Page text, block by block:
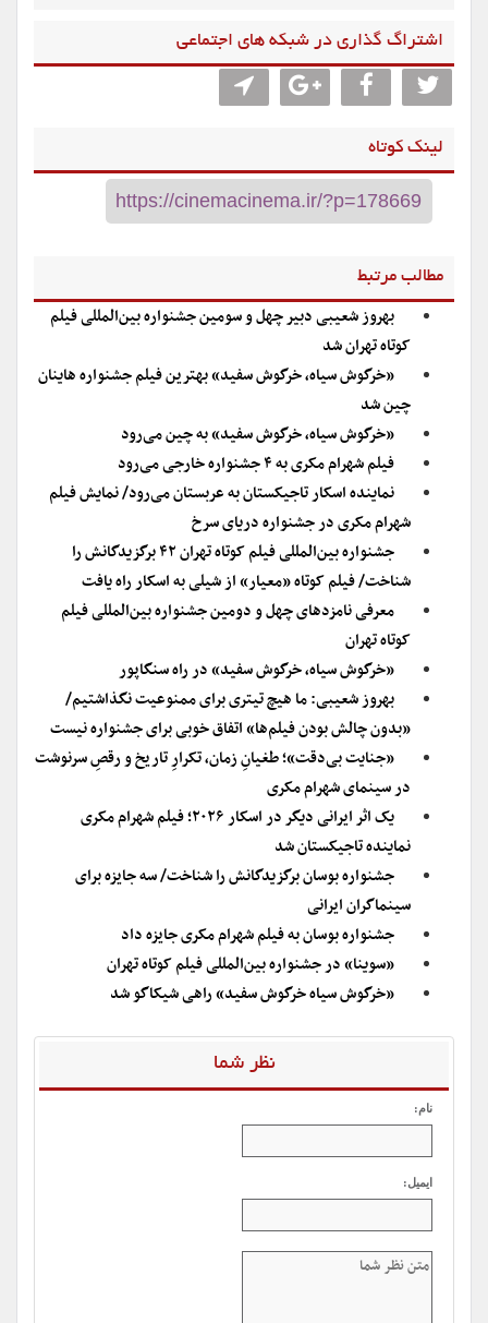
اشتراگ گذاری در شبکه های اجتماعی
لینک کوتاه
مطالب مرتبط
بهروز شعیبی دبیر چهل و سومین جشنواره بین‌المللی فیلم
کوتاه تهران شد
«خرگوش سیاه، خرگوش سفید» بهترین فیلم جشنواره هاینان
چین شد
«خرگوش سیاه، خرگوش سفید» به چین می‌رود
فیلم شهرام مکری به ۴ جشنواره خارجی می‌رود
نماینده اسکار تاجیکستان به عربستان می‌رود/ نمایش فیلم
شهرام مکری در جشنواره دریای سرخ
جشنواره بین‌المللی فیلم کوتاه تهران ۴۲ برگزیدگانش را
شناخت/ فیلم کوتاه «معیار» از شیلی به اسکار راه یافت
معرفی نامزدهای چهل و دومین جشنواره بین‌المللی فیلم
کوتاه تهران
«خرگوش سیاه، خرگوش سفید» در راه سنگاپور
بهروز شعیبی: ما هیچ تیتری برای ممنوعیت نگذاشتیم/
«بدون چالش بودن فیلم‌ها» اتفاق خوبی برای جشنواره نیست
«جنایت بی‌دقت»؛ طغیانِ زمان، تکرارِ تاریخ و رقصِ سرنوشت
در سینمای شهرام مکری
یک اثر ایرانی دیگر در اسکار ۲۰۲۶؛ فیلم شهرام مکری
نماینده تاجیکستان شد
جشنواره بوسان برگزیدگانش را شناخت/ سه جایزه برای
سینماگران ایرانی
جشنواره بوسان به فیلم شهرام مکری جایزه داد
«سوینا» در جشنواره بین‌المللی فیلم کوتاه تهران
«خرگوش سیاه خرگوش سفید» راهی شیکاگو شد
نظر شما
نام:
ایمیل: